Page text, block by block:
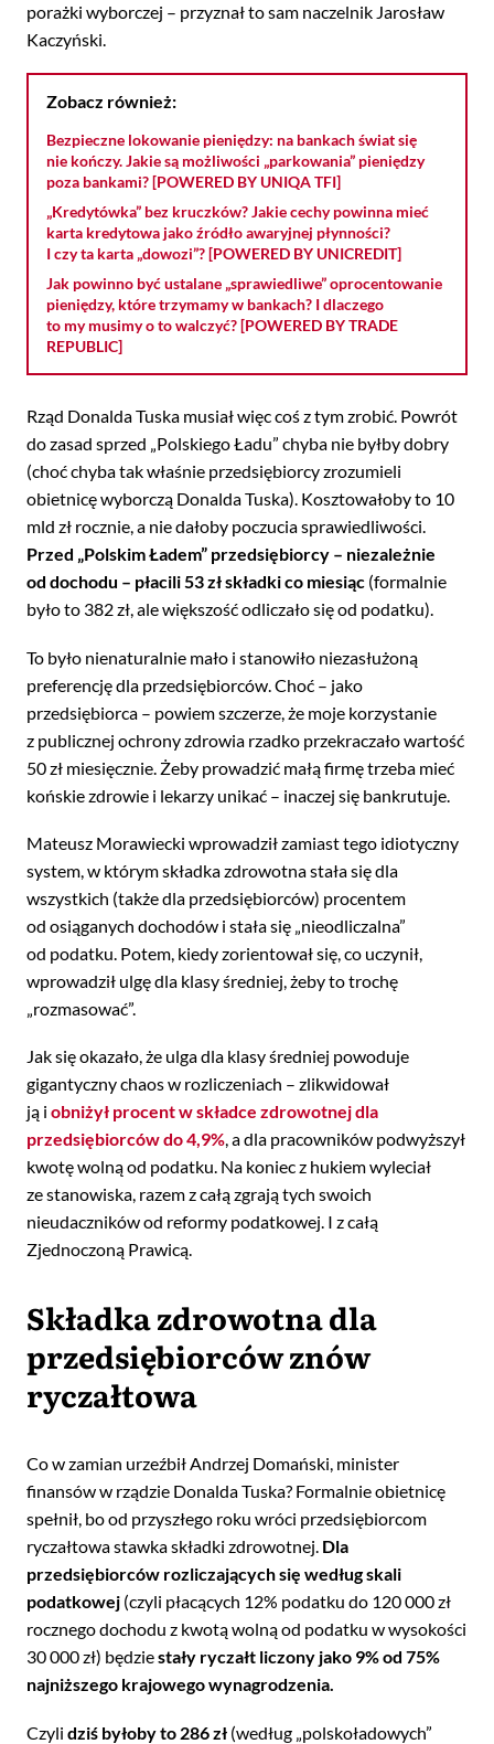
porażki wyborczej – przyznał to sam naczelnik Jarosław
Kaczyński.
Zobacz również:
Bezpieczne lokowanie pieniędzy: na bankach świat się
nie kończy. Jakie są możliwości „parkowania” pieniędzy
poza bankami? [POWERED BY UNIQA TFI]
„Kredytówka” bez kruczków? Jakie cechy powinna mieć
karta kredytowa jako źródło awaryjnej płynności?
I czy ta karta „dowozi”? [POWERED BY UNICREDIT]
Jak powinno być ustalane „sprawiedliwe” oprocentowanie
pieniędzy, które trzymamy w bankach? I dlaczego
to my musimy o to walczyć? [POWERED BY TRADE
REPUBLIC]
Rząd Donalda Tuska musiał więc coś z tym zrobić. Powrót
do zasad sprzed „Polskiego Ładu” chyba nie byłby dobry
(choć chyba tak właśnie przedsiębiorcy zrozumieli
obietnicę wyborczą Donalda Tuska). Kosztowałoby to 10
mld zł rocznie, a nie dałoby poczucia sprawiedliwości.
Przed „Polskim Ładem” przedsiębiorcy – niezależnie
od dochodu – płacili 53 zł składki co miesiąc (formalnie
było to 382 zł, ale większość odliczało się od podatku).
To było nienaturalnie mało i stanowiło niezasłużoną
preferencję dla przedsiębiorców. Choć – jako
przedsiębiorca – powiem szczerze, że moje korzystanie
z publicznej ochrony zdrowia rzadko przekraczało wartość
50 zł miesięcznie. Żeby prowadzić małą firmę trzeba mieć
końskie zdrowie i lekarzy unikać – inaczej się bankrutuje.
Mateusz Morawiecki wprowadził zamiast tego idiotyczny
system, w którym składka zdrowotna stała się dla
wszystkich (także dla przedsiębiorców) procentem
od osiąganych dochodów i stała się „nieodliczalna”
od podatku. Potem, kiedy zorientował się, co uczynił,
wprowadził ulgę dla klasy średniej, żeby to trochę
„rozmasować”.
Jak się okazało, że ulga dla klasy średniej powoduje
gigantyczny chaos w rozliczeniach – zlikwidował
ją i obniżył procent w składce zdrowotnej dla
przedsiębiorców do 4,9%, a dla pracowników podwyższył
kwotę wolną od podatku. Na koniec z hukiem wyleciał
ze stanowiska, razem z całą zgrają tych swoich
nieudaczników od reformy podatkowej. I z całą
Zjednoczoną Prawicą.
Składka zdrowotna dla
przedsiębiorców znów
ryczałtowa
Co w zamian urzeźbił Andrzej Domański, minister
finansów w rządzie Donalda Tuska? Formalnie obietnicę
spełnił, bo od przyszłego roku wróci przedsiębiorcom
ryczałtowa stawka składki zdrowotnej. Dla
przedsiębiorców rozliczających się według skali
podatkowej (czyli płacących 12% podatku do 120 000 zł
rocznego dochodu z kwotą wolną od podatku w wysokości
30 000 zł) będziestały ryczałt liczony jako 9% od 75%
najniższego krajowego wynagrodzenia.
Czyli dziś byłoby to 286 zł (według „polskoładowych”